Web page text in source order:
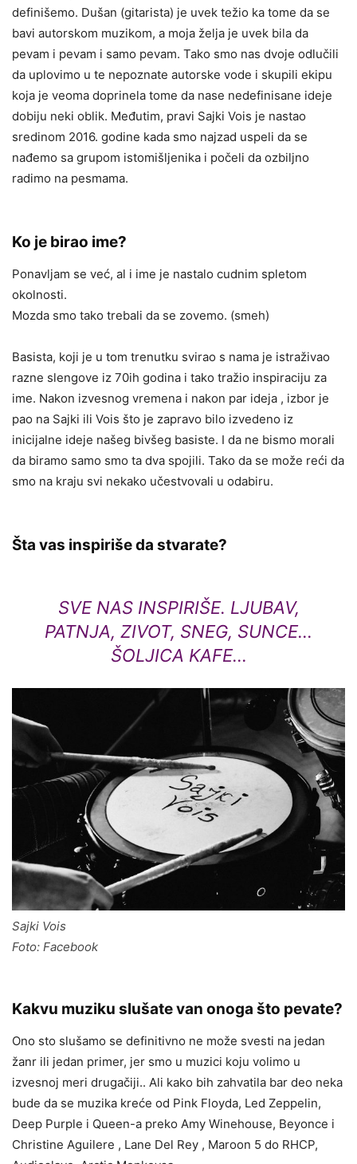
definišemo. Dušan (gitarista) je uvek težio ka tome da se
bavi autorskom muzikom, a moja želja je uvek bila da
pevam i pevam i samo pevam. Tako smo nas dvoje odlučili
da uplovimo u te nepoznate autorske vode i skupili ekipu
koja je veoma doprinela tome da nase nedefinisane ideje
dobiju neki oblik. Međutim, pravi Sajki Vois je nastao
sredinom 2016. godine kada smo najzad uspeli da se
nađemo sa grupom istomišljenika i počeli da ozbiljno
radimo na pesmama.
Ko je birao ime?
Ponavljam se već, al i ime je nastalo cudnim spletom
okolnosti.
Mozda smo tako trebali da se zovemo. (smeh)
Basista, koji je u tom trenutku svirao s nama je istraživao
razne slengove iz 70ih godina i tako tražio inspiraciju za
ime. Nakon izvesnog vremena i nakon par ideja , izbor je
pao na Sajki ili Vois što je zapravo bilo izvedeno iz
inicijalne ideje našeg bivšeg basiste. I da ne bismo morali
da biramo samo smo ta dva spojili. Tako da se može reći da
smo na kraju svi nekako učestvovali u odabiru.
Šta vas inspiriše da stvarate?
SVE NAS INSPIRIŠE. LJUBAV,
PATNJA, ZIVOT, SNEG, SUNCE…
ŠOLJICA KAFE…
Sajki Vois
Foto: Facebook
Kakvu muziku slušate van onoga što pevate?
Ono sto slušamo se definitivno ne može svesti na jedan
žanr ili jedan primer, jer smo u muzici koju volimo u
izvesnoj meri drugačiji.. Ali kako bih zahvatila bar deo neka
bude da se muzika kreće od Pink Floyda, Led Zeppelin,
Deep Purple i Queen-a preko Amy Winehouse, Beyonce i
Christine Aguilere , Lane Del Rey , Maroon 5 do RHCP,